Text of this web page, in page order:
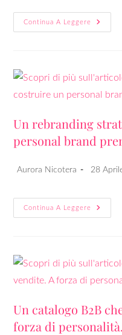
Continua A Leggere
Un rebranding
personal brand
Aurora Nicotera 28
Continua A Leggere
Un catalogo B2B
forza di personalità.